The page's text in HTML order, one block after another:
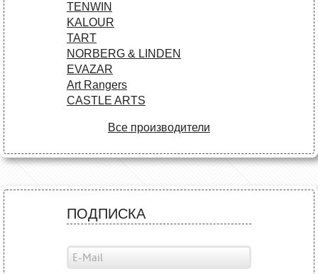
TENWIN
KALOUR
TART
NORBERG & LINDEN
EVAZAR
Art Rangers
CASTLE ARTS
Все производители
ПОДПИСКА